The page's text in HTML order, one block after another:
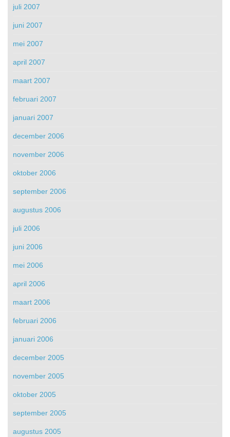
juli 2007
juni 2007
mei 2007
april 2007
maart 2007
februari 2007
januari 2007
december 2006
november 2006
oktober 2006
september 2006
augustus 2006
juli 2006
juni 2006
mei 2006
april 2006
maart 2006
februari 2006
januari 2006
december 2005
november 2005
oktober 2005
september 2005
augustus 2005